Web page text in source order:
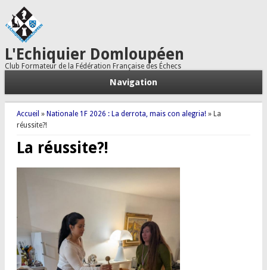
L'Echiquier Domloupéen
Club Formateur de la Fédération Française des Échecs
Navigation
Vous êtes ici
Accueil » Nationale 1F 2026 : La derrota, mais con alegria!» La
réussite?!
La réussite?!